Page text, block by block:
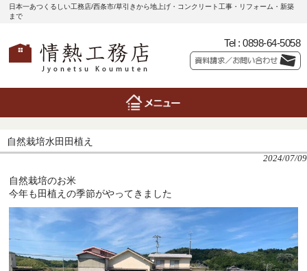
日本一あつくるしい工務店/西条市/草引きから地上げ・コンクリート工事・リフォーム・新築
まで
Tel : 0898-64-5058
自然栽培水田田植え
2024/07/09
自然栽培のお米
今年も田植えの季節がやってきました